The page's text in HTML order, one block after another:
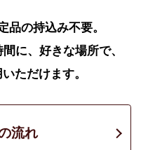
品の持込み不要。
に、好きな場所で、
ただけます。
流れ